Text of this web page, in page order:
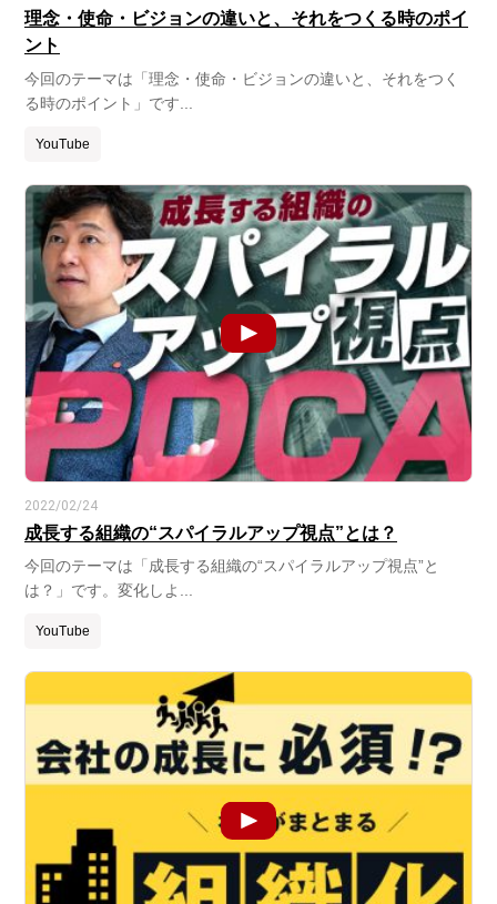
理念・使命・ビジョンの違いと、それをつくる時のポイ
ント
今回のテーマは「理念・使命・ビジョンの違いと、それをつく
る時のポイント」です...
YouTube
2022/02/24
成長する組織の“スパイラルアップ視点”とは？
今回のテーマは「成長する組織の“スパイラルアップ視点”と
は？」です。変化しよ...
YouTube